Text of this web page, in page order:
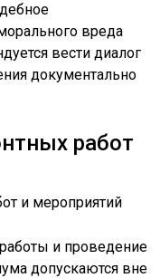
вреда
вести диалог
документально
работ
и проведение
допускаются вне